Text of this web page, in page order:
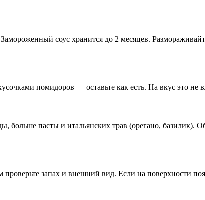
соус хранится до 2 месяцев.
помидоров — оставьте как есть. На вкус это не
пасты и итальянских трав (орегано, базилик).
запах и внешний вид. Если на поверхности